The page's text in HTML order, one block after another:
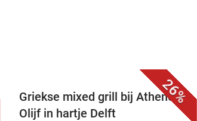
26%
Griekse mixed grill bij Athene's
Olijf in hartje Delft